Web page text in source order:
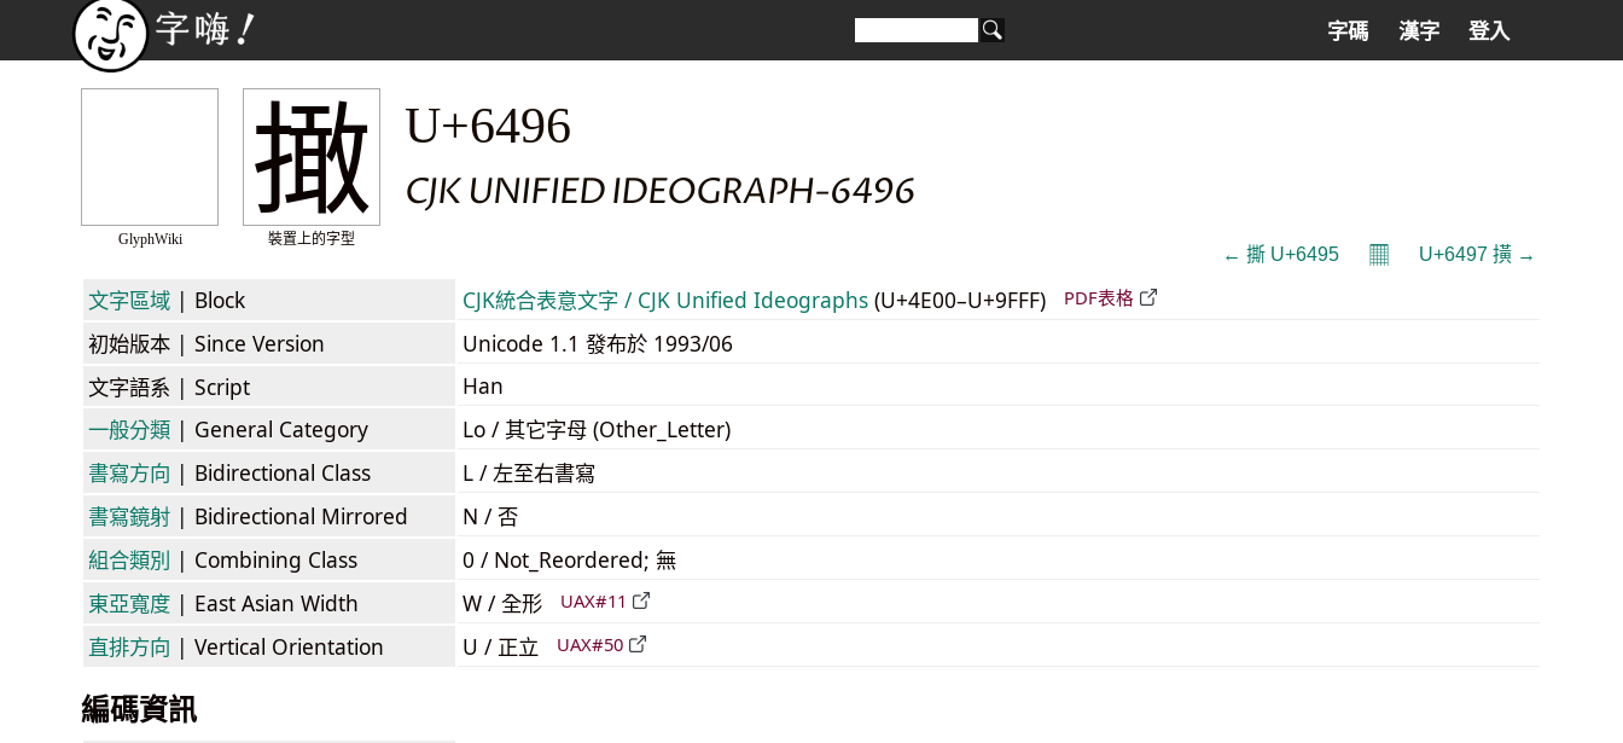
字碼 漢字 登入
GlyphWiki
撖
裝置上的字型
U+6496
CJK UNIFIED IDEOGRAPH-6496
← 撕 U+6495 𝄜 U+6497 撗 →
文字區域 | Block CJK統合表意文字 / CJK Unified Ideographs (U+4E00–U+9FFF) PDF表格
初始版本 | Since Version
Unicode 1.1 發布於 1993/06
文字語系 | Script
Han
一般分類 | General Category
Lo / 其它字母 (Other_Letter)
書寫方向 | Bidirectional Class
L / 左至右書寫
書寫鏡射 | Bidirectional Mirrored
N / 否
組合類別 | Combining Class
0 / Not_Reordered; 無
東亞寬度 | East Asian Width W / 全形 UAX#11
直排方向 | Vertical Orientation U / 正立 UAX#50
編碼資訊